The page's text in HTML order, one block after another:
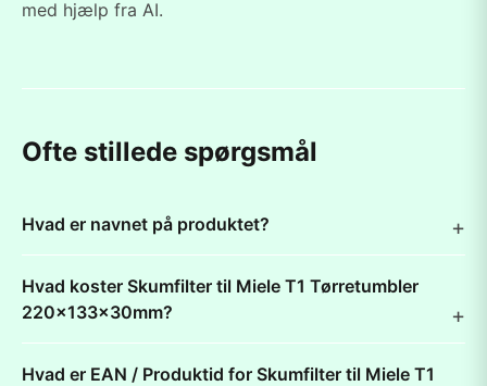
med hjælp fra AI.
Ofte stillede spørgsmål
Hvad er navnet på produktet?
Hvad koster Skumfilter til Miele T1 Tørretumbler
220x133x30mm?
Hvad er EAN / Produktid for Skumfilter til Miele T1